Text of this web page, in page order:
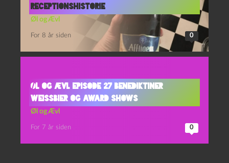
Receptionshistorie
Øl og Ævl
For 8 år siden 0
Øl og Ævl Episode 27 Benediktiner
Weissbier og Award Shows
Øl og Ævl
For 7 år siden 0